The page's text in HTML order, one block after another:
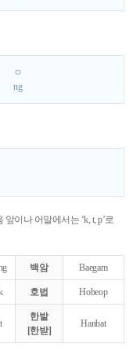
ㅇ
ng
앞이나 어말에서는 ‘k, t, p’로
백암 Baegam
호법 Hobeop
한밭
[한받]
Hanbat